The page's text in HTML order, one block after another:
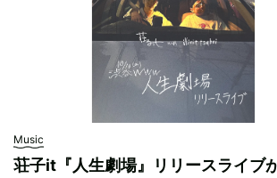
Music
荘子it『人生劇場』リリースライブ